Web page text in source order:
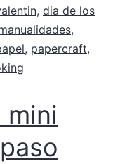
, dia de los
,
, papercraft,
mini